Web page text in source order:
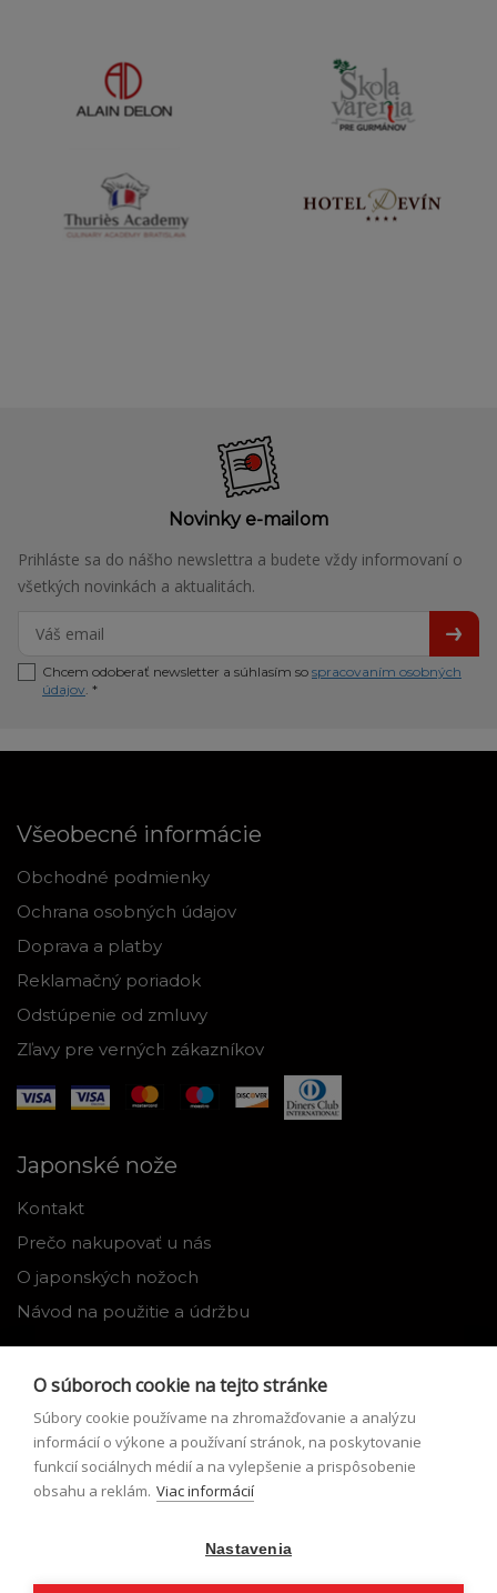
Novinky e-mailom
Prihláste sa do nášho newslettra a budete vždy informovaní o
všetkých novinkách a aktualitách.
Chcem odoberať newsletter a súhlasím so spracovaním osobných
údajov . *
Všeobecné informácie
Obchodné podmienky
Ochrana osobných údajov
Doprava a platby
Reklamačný poriadok
Odstúpenie od zmluvy
Zľavy pre verných zákazníkov
Japonské nože
Kontakt
Prečo nakupovať u nás
O japonských nožoch
Návod na použitie a údržbu
Môj profil
Zabudnuté heslo
O súboroch cookie na tejto stránke
Súbory cookie používame na zhromažďovanie a analýzu
informácií o výkone a používaní stránok, na poskytovanie
funkcií sociálnych médií a na vylepšenie a prispôsobenie
obsahu a reklám. Viac informácií
Nastavenia